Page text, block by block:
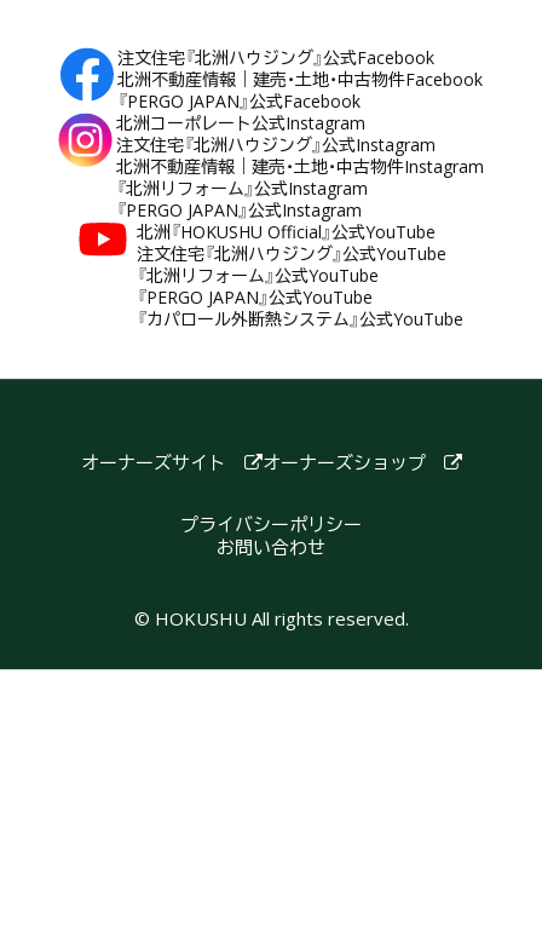
注文住宅『北洲ハウジング』公式Facebook
北洲不動産情報｜建売・土地・中古物件Facebook
『PERGO JAPAN』公式Facebook
北洲コーポレート公式Instagram
注文住宅『北洲ハウジング』公式Instagram
北洲不動産情報｜建売・土地・中古物件Instagram
『北洲リフォーム』公式Instagram
『PERGO JAPAN』公式Instagram
北洲『HOKUSHU Official』公式YouTube
注文住宅『北洲ハウジング』公式YouTube
『北洲リフォーム』公式YouTube
『PERGO JAPAN』公式YouTube
『カパロール外断熱システム』公式YouTube
オーナーズサイト オーナーズショップ
プライバシーポリシー
お問い合わせ
© HOKUSHU All rights reserved.